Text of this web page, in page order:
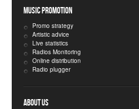
Music Promotion
Promo strategy
Artistic advice
Live statistics
Radios Monitoring
Online distribution
Radio plugger
About Us